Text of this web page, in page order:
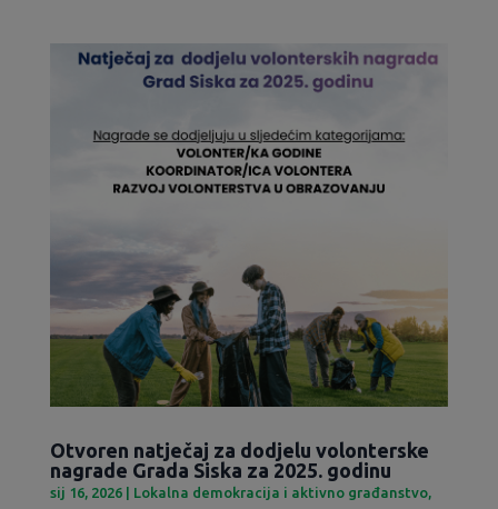
Otvoren natječaj za dodjelu volonterske
nagrade Grada Siska za 2025. godinu
sij 16, 2026| Lokalna demokracija i aktivno građanstvo,